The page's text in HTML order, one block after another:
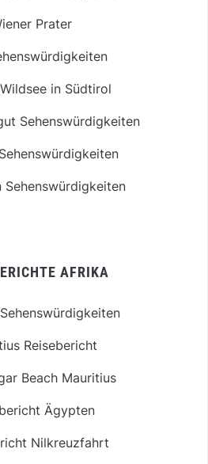
Prater
in Südtirol
Sehenswürdigkeiten
Sehenswürdigkeiten
AFRIKA
Reisebericht
Beach Mauritius
Ägypten
Nilkreuzfahrt